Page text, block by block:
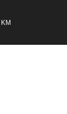
KM